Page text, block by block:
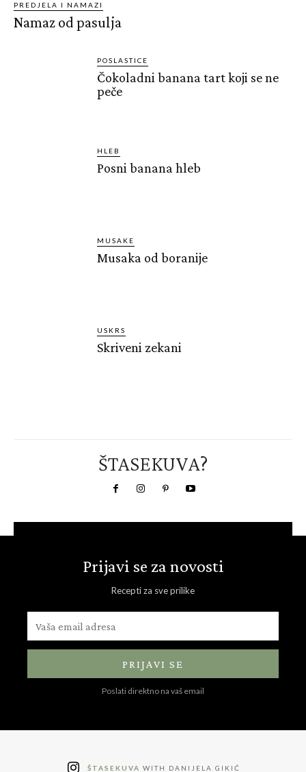
PREDJELA I NAMAZI
Namaz od pasulja
POSLASTICE
Čokoladni banana tart koji se ne
peče
HLEB
Posni banana hleb
MUSAKE
Musaka od boranije
USKRS
Skriveni zekani
ŠTASEKUVA?
Prijavi se za novosti
Recepti za sve prilike
PRIJAVI SE
Poslati direktno na vaš email
ŠTASEKUVA WITH DANIJELA GIKIĆ